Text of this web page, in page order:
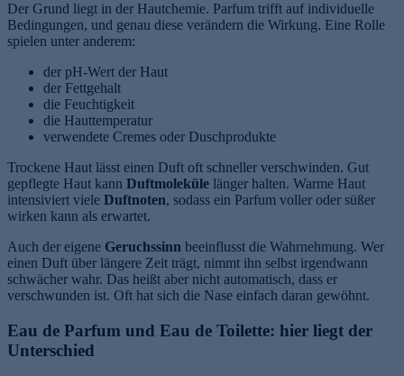
Der Grund liegt in der Hautchemie. Parfum trifft auf individuelle
Bedingungen, und genau diese verändern die Wirkung. Eine Rolle
spielen unter anderem:
der pH-Wert der Haut
der Fettgehalt
die Feuchtigkeit
die Hauttemperatur
verwendete Cremes oder Duschprodukte
Trockene Haut lässt einen Duft oft schneller verschwinden. Gut
gepflegte Haut kann Duftmoleküle länger halten. Warme Haut
intensiviert viele Duftnoten, sodass ein Parfum voller oder süßer
wirken kann als erwartet.
Auch der eigene Geruchssinn beeinflusst die Wahrnehmung. Wer
einen Duft über längere Zeit trägt, nimmt ihn selbst irgendwann
schwächer wahr. Das heißt aber nicht automatisch, dass er
verschwunden ist. Oft hat sich die Nase einfach daran gewöhnt.
Eau de Parfum und Eau de Toilette: hier liegt der
Unterschied